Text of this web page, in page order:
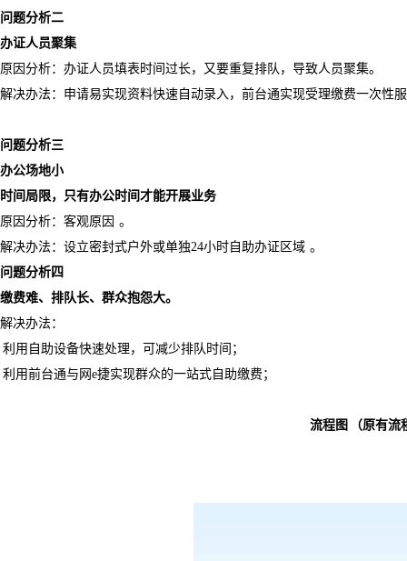
问题分析二
办证人员聚集
原因分析：办证人员填表时间过长，又要重复排队，导致人员聚集。
解决办法：申请易实现资料快速自动录入，前台通实现受理缴费一次性
问题分析三
办公场地小
时间局限，只有办公时间才能开展业务
原因分析：客观原因 。
解决办法：设立密封式户外或单独24小时自助办证区域 。
问题分析四
缴费难、排队长、群众抱怨大。
解决办法：
利用自助设备快速处理，可减少排队时间；
利用前台通与网 e捷实现群众的一站式自助缴费；
流程图 （原有流